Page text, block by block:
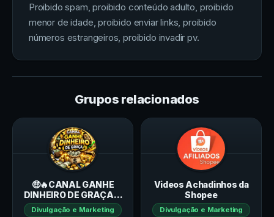
Proibido spam, proibido conteúdo adulto, proibido
menor de idade, proibido enviar links, proibido
números estrangeiros, proibido invadir pv.
Grupos relacionados
🤑🔥CANAL GANHE
DINHEIRO DE GRAÇA🔥
🤑
Divulgação e Marketing
Videos Achadinhos da
Shopee
Divulgação e Marketing